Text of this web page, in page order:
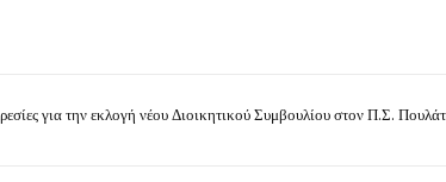
για την εκλογή νέου Διοικητικού Συμβουλίου στον Π.Σ.